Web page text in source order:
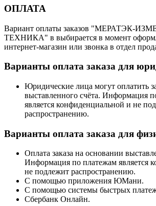
ОПЛАТА
Вариант оплаты заказов "МЕРАТЭК-
ТЕХНИКА" в выбирается в момент
интернет-магазин или звонка в отдел
Варианты оплата заказа для
Юридические лица могут оплатить
выставленного счёта. Информация
является конфиденциальной и не
распространению.
Варианты оплата заказа для
Оплата заказа на основании
Информация по платежам является
не подлежит распространению.
С помощью приложения ЮМани.
С помощью системы быстрых
Сбербанк Онлайн.